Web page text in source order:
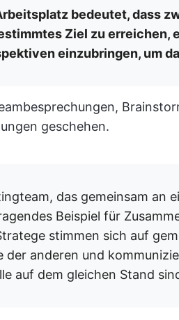
bedeutet, dass
Ziel zu erreichen,
einzubringen, um
geschehen.
das gemeinsam an
Beispiel für
stimmen sich auf
der anderen und
auf dem gleichen Stand